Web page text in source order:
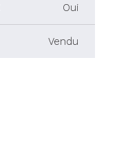
Oui
Vendu